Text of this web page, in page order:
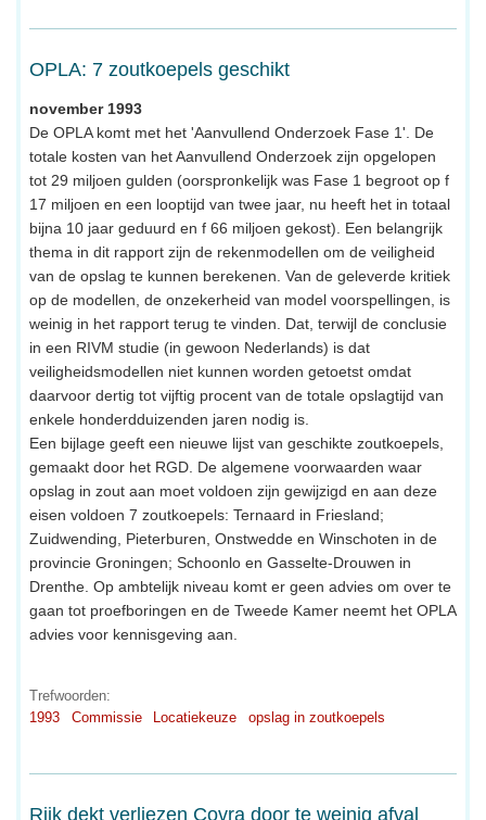
OPLA: 7 zoutkoepels geschikt
november 1993
De OPLA komt met het 'Aanvullend Onderzoek Fase 1'. De
totale kosten van het Aanvullend Onderzoek zijn opgelopen
tot 29 miljoen gulden (oorspronkelijk was Fase 1 begroot op f
17 miljoen en een looptijd van twee jaar, nu heeft het in totaal
bijna 10 jaar geduurd en f 66 miljoen gekost). Een belangrijk
thema in dit rapport zijn de rekenmodellen om de veiligheid
van de opslag te kunnen berekenen. Van de geleverde kritiek
op de modellen, de onzekerheid van model voorspellingen, is
weinig in het rapport terug te vinden. Dat, terwijl de conclusie
in een RIVM studie (in gewoon Nederlands) is dat
veiligheidsmodellen niet kunnen worden getoetst omdat
daarvoor dertig tot vijftig procent van de totale opslagtijd van
enkele honderdduizenden jaren nodig is.
Een bijlage geeft een nieuwe lijst van geschikte zoutkoepels,
gemaakt door het RGD. De algemene voorwaarden waar
opslag in zout aan moet voldoen zijn gewijzigd en aan deze
eisen voldoen 7 zoutkoepels: Ternaard in Friesland;
Zuidwending, Pieterburen, Onstwedde en Winschoten in de
provincie Groningen; Schoonlo en Gasselte-Drouwen in
Drenthe. Op ambtelijk niveau komt er geen advies om over te
gaan tot proefboringen en de Tweede Kamer neemt het OPLA
advies voor kennisgeving aan.
Trefwoorden:
1993
Commissie Locatiekeuze opslag in zoutkoepels
Rijk dekt verliezen Covra door te weinig afval